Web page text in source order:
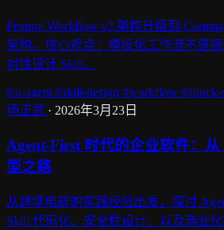
Feature Workflow v3 架构升级到
架构。核心观点：模板化工作流不是
对性设计 Skill。
#ai-agent #skill-design #workflow #ailock-
杨正武 · 2026年3月23日
Agent-First 时代的企业软件：
型之路
从跨境电商的实践经验出发，探讨
Skill 代码化、安全性设计、以及商业化